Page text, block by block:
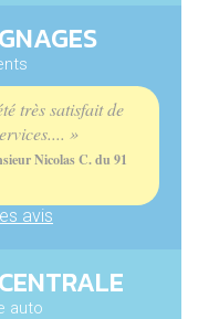
très satisfait de
»
Nicolas C. du 91
avis
auto